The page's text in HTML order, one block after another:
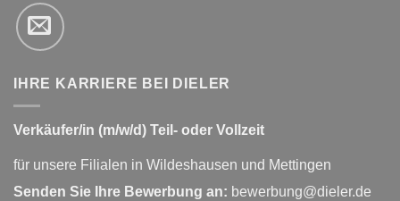
IHRE KARRIERE BEI DIELER
Verkäufer/in (m/w/d) Teil- oder Vollzeit
für unsere Filialen in Wildeshausen und Mettingen
Senden Sie Ihre Bewerbung an: bewerbung@dieler.de